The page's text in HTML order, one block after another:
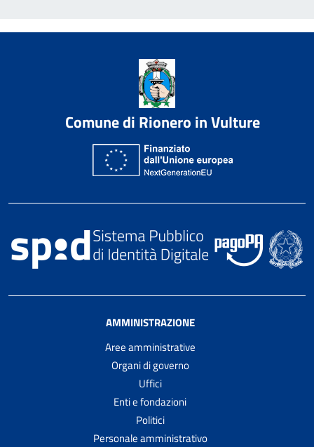
Comune di Rionero in Vulture
AMMINISTRAZIONE
Aree amministrative
Organi di governo
Uffici
Enti e fondazioni
Politici
Personale amministrativo